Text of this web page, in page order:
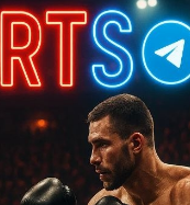
Ланди
Хесус Габриэль
Гарсес Шармба
Луис
Луис Гарсия
Аманда
Вито Антуофермо
Бобби Гиперт Саймон
Педро Родригес